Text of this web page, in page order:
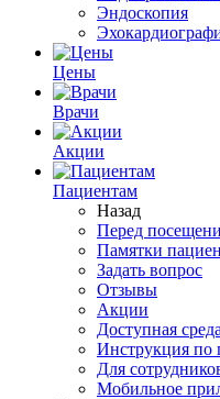
Эндоскопия
Цены
Врачи
Акции
Пациентам
Назад
Перед
Памятки
Задать вопрос
Отзывы
Акции
Доступная среда
Инструкция по
Для
Мобильное